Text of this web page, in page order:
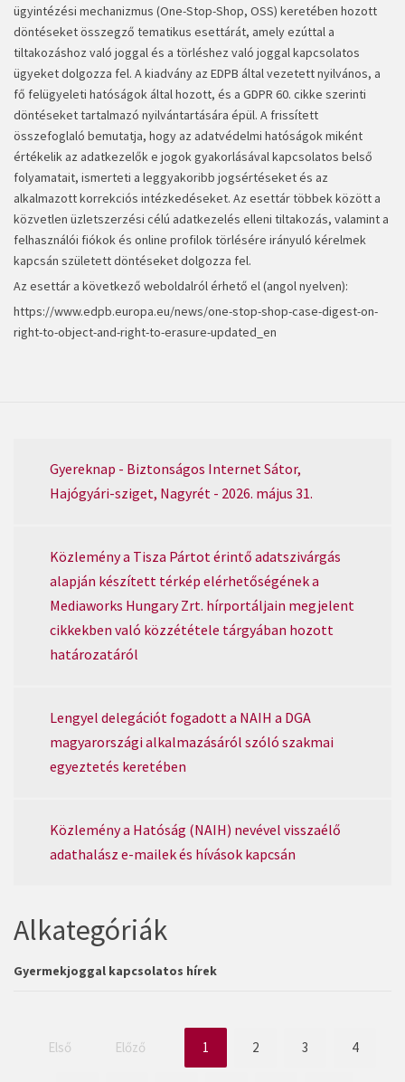
ügyintézési mechanizmus (One-Stop-Shop, OSS) keretében hozott
döntéseket összegző tematikus esettárát, amely ezúttal a
tiltakozáshoz való joggal és a törléshez való joggal kapcsolatos
ügyeket dolgozza fel. A kiadvány az EDPB által vezetett nyilvános, a
fő felügyeleti hatóságok által hozott, és a GDPR 60. cikke szerinti
döntéseket tartalmazó nyilvántartására épül. A frissített
összefoglaló bemutatja, hogy az adatvédelmi hatóságok miként
értékelik az adatkezelők e jogok gyakorlásával kapcsolatos belső
folyamatait, ismerteti a leggyakoribb jogsértéseket és az
alkalmazott korrekciós intézkedéseket. Az esettár többek között a
közvetlen üzletszerzési célú adatkezelés elleni tiltakozás, valamint a
felhasználói fiókok és online profilok törlésére irányuló kérelmek
kapcsán született döntéseket dolgozza fel.
Az esettár a következő weboldalról érhető el (angol nyelven):
https://www.edpb.europa.eu/news/one-stop-shop-case-digest-on-
right-to-object-and-right-to-erasure-updated_en
Gyereknap - Biztonságos Internet Sátor,
Hajógyári-sziget, Nagyrét - 2026. május 31.
Közlemény a Tisza Pártot érintő adatszivárgás
alapján készített térkép elérhetőségének a
Mediaworks Hungary Zrt. hírportáljain megjelent
cikkekben való közzététele tárgyában hozott
határozatáról
Lengyel delegációt fogadott a NAIH a DGA
magyarországi alkalmazásáról szóló szakmai
egyeztetés keretében
Közlemény a Hatóság (NAIH) nevével visszaélő
adathalász e-mailek és hívások kapcsán
Alkategóriák
Gyermekjoggal kapcsolatos hírek
Első Előző 1 2 3 4